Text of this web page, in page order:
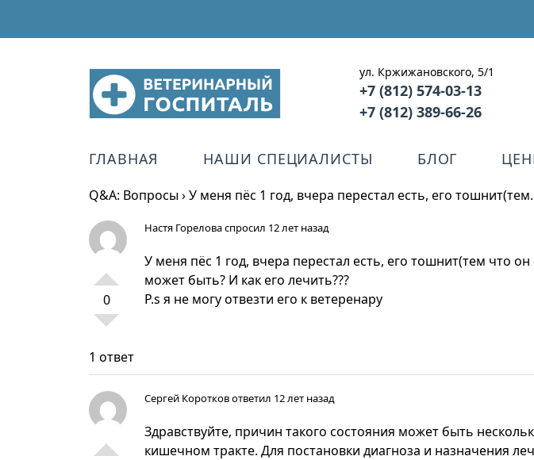
ул. Кржижановского, 5/1
+7 (812) 574-03-13
+7 (812) 389-66-26
ГЛАВНАЯ НАШИ СПЕЦИАЛИСТЫ БЛОГ
Q&A: Вопросы›У меня пёс 1 год, вчера перестал есть, его
0
Настя Гореловаспросил 12 лет назад
У меня пёс 1 год, вчера перестал есть, его тошнит(тем что
может быть? И как его лечить???
P.s я не могу отвезти его к ветеренару
1 ответ
Сергей Коротковответил 12 лет назад
Здравствуйте, причин такого состояния может быть
кишечном тракте. Для постановки диагноза и назначения